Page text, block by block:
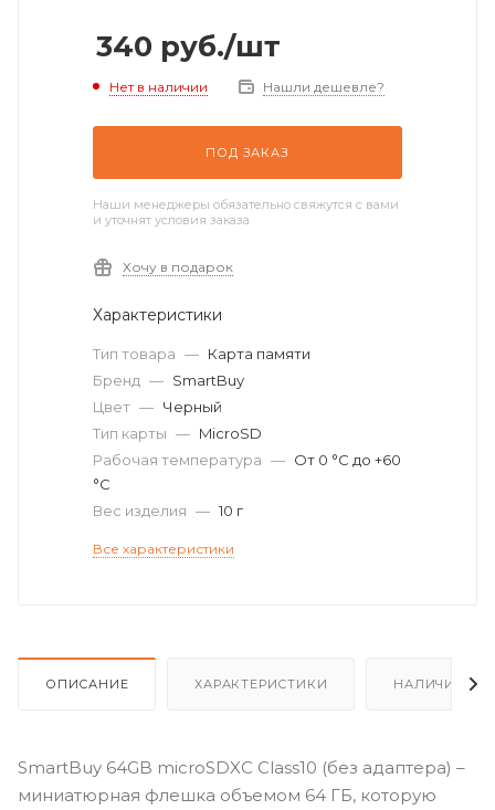
340 руб./шт
Нет в наличии Нашли дешевле?
ПОД ЗАКАЗ
Наши менеджеры обязательно свяжутся с вами
и уточнят условия заказа
Хочу в подарок
Характеристики
Тип товара — Карта памяти
Бренд — SmartBuy
Цвет — Черный
Тип карты — MicroSD
Рабочая температура — От 0 °C до +60
°C
Вес изделия — 10 г
Все характеристики
ОПИСАНИЕ ХАРАКТЕРИСТИКИ НАЛИЧИЕ
SmartBuy 64GB microSDXC Class10 (без адаптера) –
миниатюрная флешка объемом 64 ГБ, которую